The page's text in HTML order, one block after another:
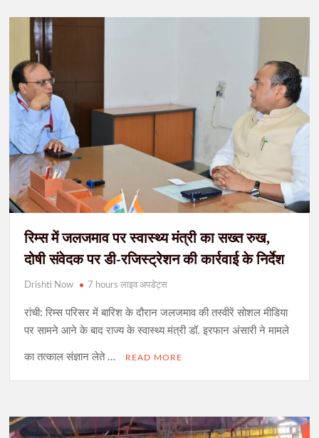
रिम्स में जलजमाव पर स्वास्थ्य मंत्री का सख्त रुख,
दोषी संवेदक पर डी-रजिस्ट्रेशन की कार्रवाई के निर्देश
Drishti Now 7 hours लाइव अपडेट्स
रांची: रिम्स परिसर में बारिश के दौरान जलजमाव की तस्वीरें सोशल मीडिया
पर सामने आने के बाद राज्य के स्वास्थ्य मंत्री डॉ. इरफान अंसारी ने मामले
का तत्काल संज्ञान लेते … READ MORE